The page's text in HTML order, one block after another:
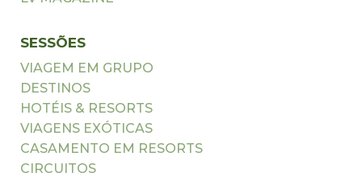
SESSÕES
VIAGEM EM GRUPO
DESTINOS
HOTÉIS & RESORTS
VIAGENS EXÓTICAS
CASAMENTO EM RESORTS
CIRCUITOS